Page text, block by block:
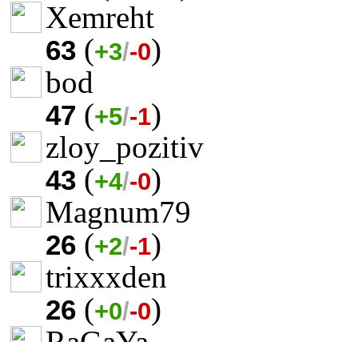
Xemreht
63 (+3/-0)
bod
47 (+5/-1)
zloy_pozitiv
43 (+4/-0)
Magnum79
26 (+2/-1)
trixxxden
26 (+0/-0)